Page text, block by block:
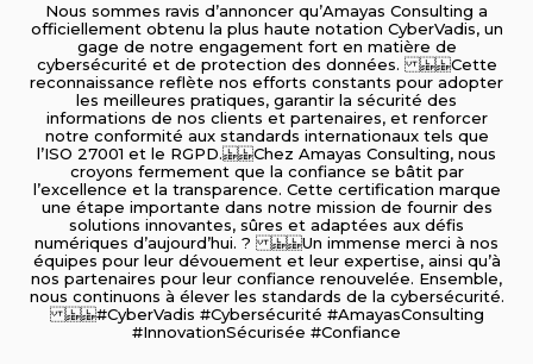
Nous sommes ravis d’annoncer qu’Amayas Consulting a
officiellement obtenu la plus haute notation CyberVadis, un
gage de notre engagement fort en matière de
cybersécurité et de protection des données. Cette
reconnaissance reflète nos efforts constants pour adopter
les meilleures pratiques, garantir la sécurité des
informations de nos clients et partenaires, et renforcer
notre conformité aux standards internationaux tels que
l’ISO 27001 et le RGPD. Chez Amayas Consulting, nous
croyons fermement que la confiance se bâtit par
l’excellence et la transparence. Cette certification marque
une étape importante dans notre mission de fournir des
solutions innovantes, sûres et adaptées aux défis
numériques d’aujourd’hui. ? Un immense merci à nos
équipes pour leur dévouement et leur expertise, ainsi qu’à
nos partenaires pour leur confiance renouvelée. Ensemble,
nous continuons à élever les standards de la cybersécurité.
#CyberVadis #Cybersécurité #AmayasConsulting
#InnovationSécurisée #Confiance